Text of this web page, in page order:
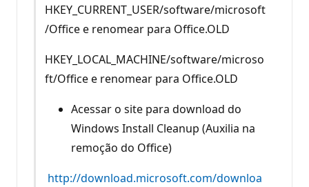
HKEY_CURRENT_USER/software/microsoft
/Office e renomear para Office.OLD
HKEY_LOCAL_MACHINE/software/microso
ft/Office e renomear para Office.OLD
Acessar o site para download do
Windows Install Cleanup (Auxilia na
remoção do Office)
http://download.microsoft.com/downloa